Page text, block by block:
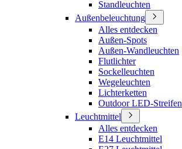
Standleuchten
Außenbeleuchtung
Alles entdecken
Außen-Spots
Außen-Wandleuchten
Flutlichter
Sockelleuchten
Wegeleuchten
Lichterketten
Outdoor LED-Streifen
Leuchtmittel
Alles entdecken
E14 Leuchtmittel